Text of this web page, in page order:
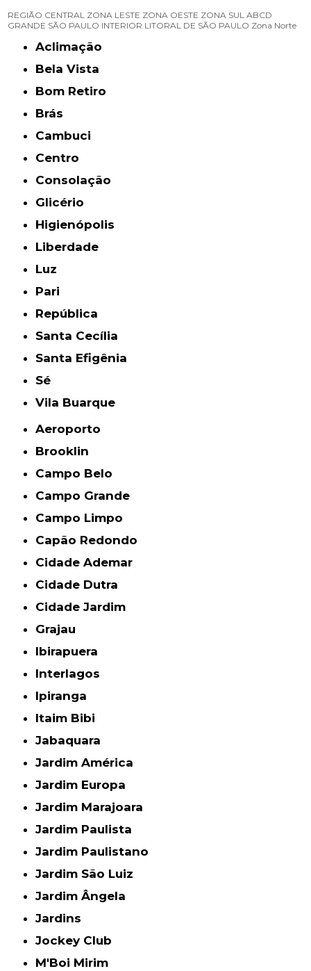
REGIÃO CENTRAL ZONA LESTE ZONA OESTE ZONA SUL ABCD
GRANDE SÃO PAULO INTERIOR LITORAL DE SÃO PAULO Zona Norte
Aclimação
Bela Vista
Bom Retiro
Brás
Cambuci
Centro
Consolação
Glicério
Higienópolis
Liberdade
Luz
Pari
República
Santa Cecília
Santa Efigênia
Sé
Vila Buarque
Aeroporto
Brooklin
Campo Belo
Campo Grande
Campo Limpo
Capão Redondo
Cidade Ademar
Cidade Dutra
Cidade Jardim
Grajau
Ibirapuera
Interlagos
Ipiranga
Itaim Bibi
Jabaquara
Jardim América
Jardim Europa
Jardim Marajoara
Jardim Paulista
Jardim Paulistano
Jardim São Luiz
Jardim Ângela
Jardins
Jockey Club
M'Boi Mirim